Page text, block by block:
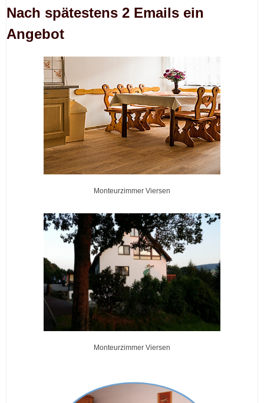
Nach spätestens 2 Emails ein
Angebot
Monteurzimmer Viersen
Monteurzimmer Viersen